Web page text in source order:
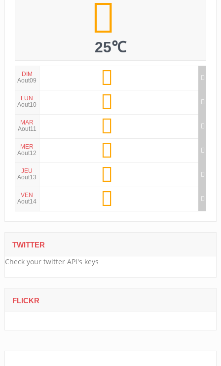
25℃
DIM
Aout09
LUN
Aout10
MAR
Aout11
MER
Aout12
JEU
Aout13
VEN
Aout14
TWITTER
Check your twitter API's keys
FLICKR